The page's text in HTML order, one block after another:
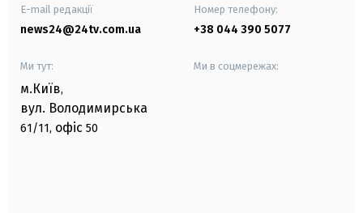
E-mail редакції
news24@24tv.com.ua
Номер телефону:
+38 044 390 5077
Ми тут:
м.Київ,
вул. Володимирська
61/11, офіс 50
Ми в соцмережах: